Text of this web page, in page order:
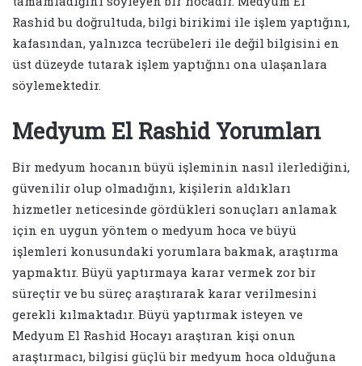
Rashid bu doğrultuda, bilgi birikimi ile işlem yaptığını,
kafasından, yalnızca tecrübeleri ile değil bilgisini en
üst düzeyde tutarak işlem yaptığını ona ulaşanlara
söylemektedir.
Medyum El Rashid Yorumları
Bir medyum hocanın büyü işleminin nasıl ilerlediğini,
güvenilir olup olmadığını, kişilerin aldıkları
hizmetler neticesinde gördükleri sonuçları anlamak
için en uygun yöntem o medyum hoca ve büyü
işlemleri konusundaki yorumlara bakmak, araştırma
yapmaktır. Büyü yaptırmaya karar vermek zor bir
süreçtir ve bu süreç araştırarak karar verilmesini
gerekli kılmaktadır. Büyü yaptırmak isteyen ve
Medyum El Rashid Hocayı araştıran kişi onun
araştırmacı, bilgisi güçlü bir medyum hoca olduğuna